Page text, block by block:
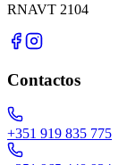
RNAVT 2104
Contactos
+351 919 835 775